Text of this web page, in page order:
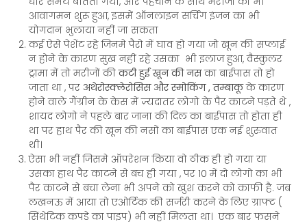
आवागमन शुरू हुआ, इसमें ऑनलाइन सर्चिंग इंजन का भी
योगदान भुलाया नहीं जा सकता
कई ऐसे पेशेंट रहे जिनमे पैरो में घाव हो गया जो खून की सप्लाई
न होने के कारण सुख नहीं रहे उसका भी इलाज हुआ, वैस्कुलर
ट्रामा में तो मरीजों कीकटी हुई खून की नसका बाईपास तो हो
जाता था , पर अथेरोस्क्लेरोसिस और स्मोकिंग , तम्बाकूके कारण
होने वाले गैंग्रीन के केस में ज़्यदातर लोगो के पैर काटने पड़ते थे ,
शायद लोगो ने पहले बार जाना की दिल का बाईपास तो होता ही
था पर हाथ पैर की खून की नसों का बाईपास एक नई शुरुवात
थी।
ऐसा भी नहीं जिसमे ऑपरेशन किया वो ठीक ही हो गया या
उसका हाथ पैर काटने से बच ही गया , पर १० में दो लोगो का भी
पैर काटने से बचा लेना भी अपने को खुश करने को काफी है. जब
लखनऊ में आया तो एओर्टिक की सर्जरी करने के लिए ग्राफ्ट (
सिंथेटिक कपडे का पाइप) भी नहीं मिलता था। एक बार फसने